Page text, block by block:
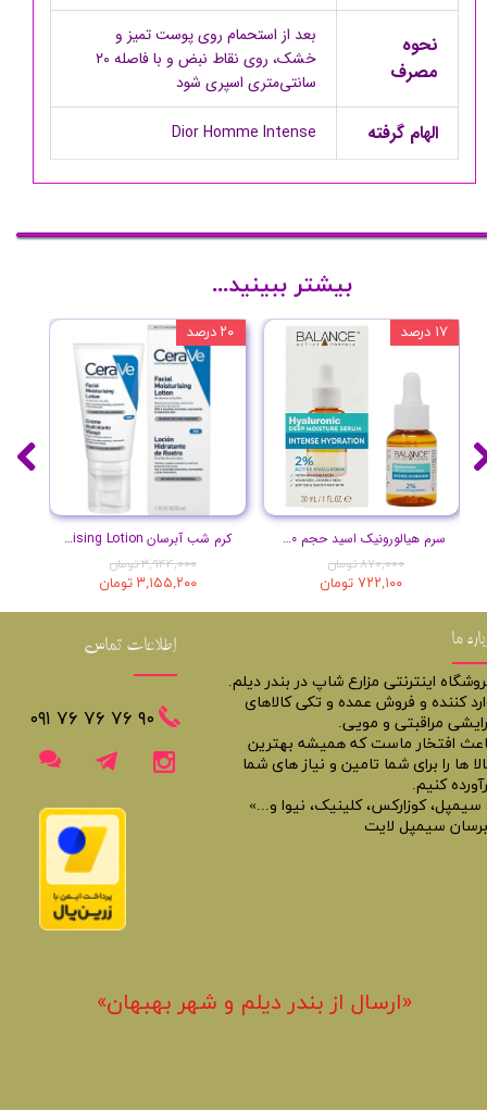
نحوه
مصرف
بعد از استحمام روی پوست تمیز و
خشک، روی نقاط نبض و با فاصله ۲۰
سانتی‌متری اسپری شود
الهام گرفته Dior Homme Intense
کرم شب آبرسان Facial Moisturising Lotion
۳,۹۴۴,۰۰۰ تومان
۳,۱۵۵,۲۰۰ تومان
۲۰ درصد
سرم هیالورونیک اسید حجم 30 میلی لیتر
۸۷۰,۰۰۰ تومان
۷۲۲,۱۰۰ تومان
۱۷ درصد
بیشتر ببینید...
ما
اینترنتی مزارع شاپ در بندر دیلم.
کننده و فروش عمده و تکی کالاهای
مراقبتی و مویی.
افتخار ماست که همیشه بهترین
ها را برای شما تامین و نیاز های شما
کنیم.
سیمپل، کوزارکس، کلینیک، نیوا و...»
سیمپل لایت
اطلاعات تماس
​​٩٠ ٧۶ ٧۶ ٧۶ ٠٩١
«​ارسال از بندر دیلم و شهر بهبهان»